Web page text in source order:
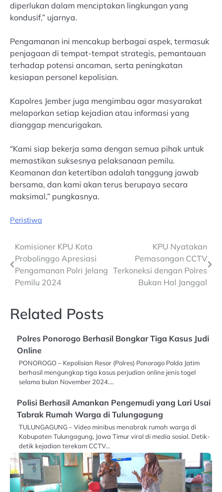
diperlukan dalam menciptakan lingkungan yang
kondusif,” ujarnya.
Pengamanan ini mencakup berbagai aspek, termasuk
penjagaan di tempat-tempat strategis, pemantauan
terhadap potensi ancaman, serta peningkatan
kesiapan personel kepolisian.
Kapolres Jember juga mengimbau agar masyarakat
melaporkan setiap kejadian atau informasi yang
dianggap mencurigakan.
“Kami siap bekerja sama dengan semua pihak untuk
memastikan suksesnya pelaksanaan pemilu.
Keamanan dan ketertiban adalah tanggung jawab
bersama, dan kami akan terus berupaya secara
maksimal,” pungkasnya.
Peristiwa
Post
navigation
Komisioner KPU Kota
Probolinggo Apresiasi
Pengamanan Polri Jelang
Pemilu 2024
KPU Nyatakan
Pemasangan CCTV
Terkoneksi dengan Polres
Bukan Hal Janggal
Related Posts
Polres Ponorogo Berhasil Bongkar Tiga Kasus Judi
Online
PONOROGO – Kepolisian Resor (Polres) Ponorogo Polda Jatim
berhasil mengungkap tiga kasus perjudian online jenis togel
selama bulan November 2024.…
Polisi Berhasil Amankan Pengemudi yang Lari Usai
Tabrak Rumah Warga di Tulungagung
TULUNGAGUNG – Video minibus menabrak rumah warga di
Kabupaten Tulungagung, Jawa Timur viral di media sosial. Detik-
detik kejadian terekam CCTV…